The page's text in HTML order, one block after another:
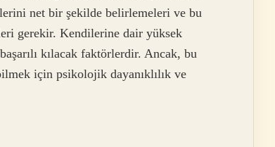
net bir şekilde belirlemeleri ve bu
gerekir. Kendilerine dair yüksek
kılacak faktörlerdir. Ancak, bu
için psikolojik dayanıklılık ve